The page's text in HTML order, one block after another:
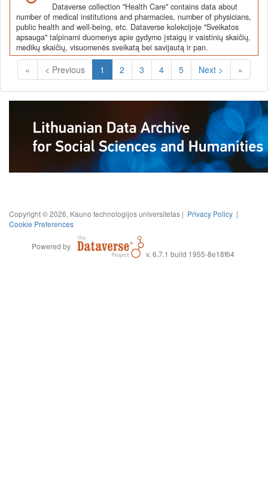
Dataverse collection "Health Care" contains data about
number of medical institutions and pharmacies, number of physicians,
public health and well-being, etc. Dataverse kolekcijoje "Sveikatos
apsauga" talpinami duomenys apie gydymo įstaigų ir vaistinių skaičių,
medikų skaičių, visuomenės sveikatą bei savijautą ir pan.
« < Previous 1 (Current)
2 3 4 5 Next > »
Copyright © 2026, Kauno technologijos universitetas | Privacy Policy |
Cookie Preferences
Powered by
v. 6.7.1 build 1955-8e18f64